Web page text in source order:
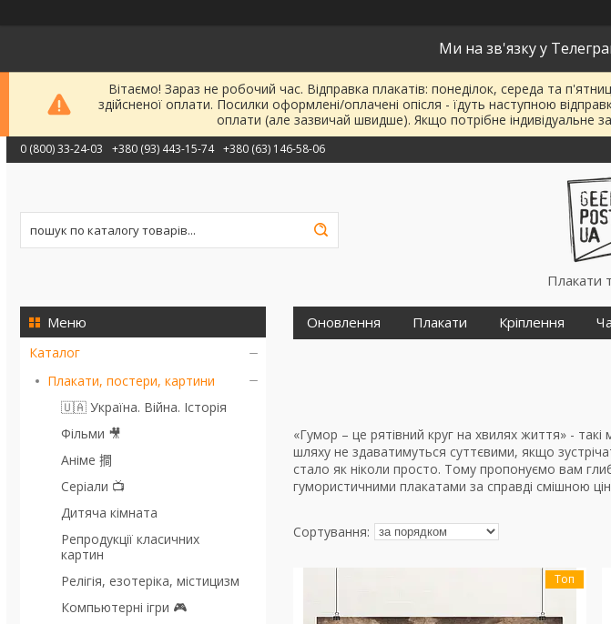
Ми на зв'язку у
Вітаємо! Зараз не робочий час. Відправка плакатів: понеділок, середа та
здійсненої оплати. Посилки оформлені/оплачені опісля - їдуть наступною
оплати (але зазвичай швидше). Якщо потрібне індивідуальне
0 (800) 33-24-03 +380 (93) 443-15-74 +380 (63) 146-58-06
Плакати
Каталог
Плакати, постери, картини
🇺🇦 Україна. Війна. Історія
Фільми 🎥
Аніме 𢵧
Серіали 📺
Дитяча кімната
Репродукції класичних
картин
Релігія, езотеріка, містицизм
Компьютерні ігри 🎮
Оновлення Плакати Кріплення
«Гумор – це рятівний круг на хвилях життя» -
шляху не здаватимуться суттєвими, якщо
стало як ніколи просто. Тому пропонуємо вам
гумористичними плакатами за справді смішною
Топ